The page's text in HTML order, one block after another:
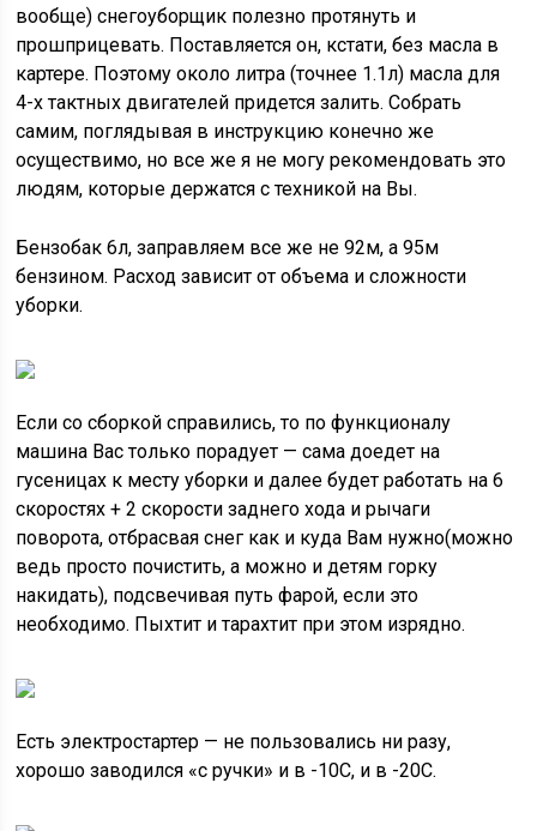
вообще) снегоуборщик полезно протянуть и
прошприцевать. Поставляется он, кстати, без масла в
картере. Поэтому около литра (точнее 1.1л) масла для
4-х тактных двигателей придется залить. Собрать
самим, поглядывая в инструкцию конечно же
осуществимо, но все же я не могу рекомендовать это
людям, которые держатся с техникой на Вы.
Бензобак 6л, заправляем все же не 92м, а 95м
бензином. Расход зависит от объема и сложности
уборки.
Если со сборкой справились, то по функционалу
машина Вас только порадует — сама доедет на
гусеницах к месту уборки и далее будет работать на 6
скоростях + 2 скорости заднего хода и рычаги
поворота, отбрасвая снег как и куда Вам нужно(можно
ведь просто почистить, а можно и детям горку
накидать), подсвечивая путь фарой, если это
необходимо. Пыхтит и тарахтит при этом изрядно.
Есть электростартер — не пользовались ни разу,
хорошо заводился «с ручки» и в -10С, и в -20С.